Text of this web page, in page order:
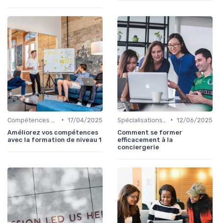
• 17/04/2025
Améliorez vos compétences
avec la formation de niveau 1
• 12/06/2025
Comment se former
efficacement à la
conciergerie